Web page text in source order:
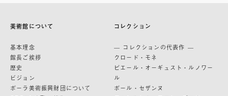
美術館について
基本理念
館長ご挨拶
歴史
ビジョン
ポーラ美術振興財団について
コレクション
— コレクションの代表作 —
クロード・モネ
ピエール・オーギュスト・ルノワー
ル
ポール・セザンヌ